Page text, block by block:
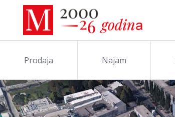
Prodaja Najam